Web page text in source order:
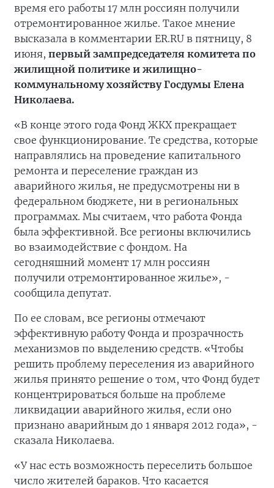
время его работы 17 млн россиян получили
отремонтированное жилье. Такое мнение
высказала в комментарии ER.RU в пятницу, 8
июня, первый зампредседателя комитета по
жилищной политике и жилищно-
коммунальному хозяйству Госдумы Елена
Николаева.
«В конце этого года Фонд ЖКХ прекращает
свое функционирование. Те средства, которые
направлялись на проведение капитального
ремонта и переселение граждан из
аварийного жилья, не предусмотрены ни в
федеральном бюджете, ни в региональных
программах. Мы считаем, что работа Фонда
была эффективной. Все регионы включились
во взаимодействие с фондом. На
сегодняшний момент 17 млн россиян
получили отремонтированное жилье», -
сообщила депутат.
По ее словам, все регионы отмечают
эффективную работу Фонда и прозрачность
механизмов по выделению средств. «Чтобы
решить проблему переселения из аварийного
жилья принято решение о том, что Фонд будет
концентрироваться больше на проблеме
ликвидации аварийного жилья, если оно
признано аварийным до 1 января 2012 года», -
сказала Николаева.
«У нас есть возможность переселить большое
число жителей бараков. Что касается